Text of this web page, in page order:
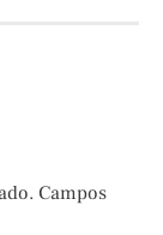
Campos